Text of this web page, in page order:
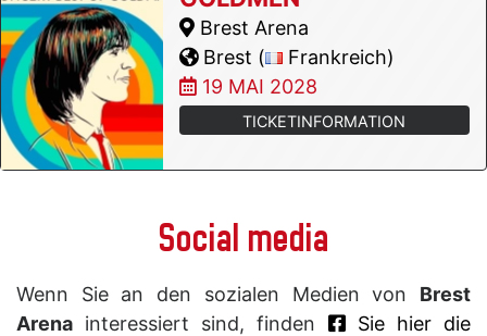
Brest Arena
Brest (
Frankreich)
19 MAI 2028
TICKETINFORMATION
Social media
Wenn Sie an den sozialen Medien von Brest
Arena interessiert sind, finden
Sie hier die